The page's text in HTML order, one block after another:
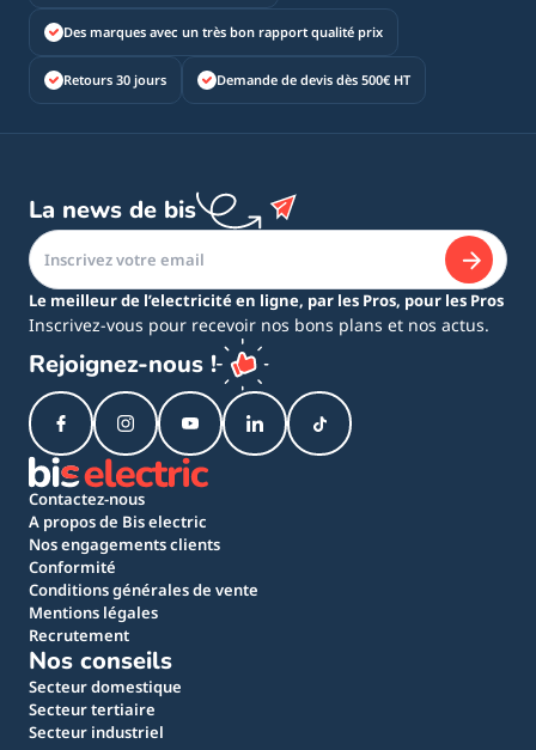
Des marques avec un très bon rapport qualité prix
Retours 30 jours Demande de devis dès 500€ HT
La news de bis
Le meilleur de l’electricité en ligne, par les Pros, pour les Pros
Inscrivez-vous pour recevoir nos bons plans et nos actus.
Rejoignez-nous !
Contactez-nous
A propos de Bis electric
Nos engagements clients
Conformité
Conditions générales de vente
Mentions légales
Recrutement
Nos conseils
Secteur domestique
Secteur tertiaire
Secteur industriel